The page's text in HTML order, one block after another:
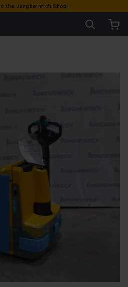
the Jungheinrich Shop!